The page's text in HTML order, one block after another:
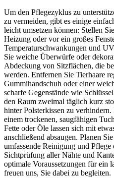
Um den Pflegezyklus zu
zu vermeiden, gibt es einige
leicht umsetzen können: Stellen
Heizung oder vor ein großes
Temperaturschwankungen und
Sie weiche Überwürfe oder
Abdeckung von Sitzflächen, die
werden. Entfernen Sie Tierhaare
Gummihandschuh oder einer
scharfe Gegenstände wie
den Raum zweimal täglich kurz
hinter Polsterkissen zu
einem trockenen, saugfähigen
Fette oder Öle lassen sich mit
anschließend absaugen. Planen
umfassende Reinigung und
Sichtprüfung aller Nähte und
optimale Voraussetzungen für ein
freuen uns, Sie dabei zu begleiten.